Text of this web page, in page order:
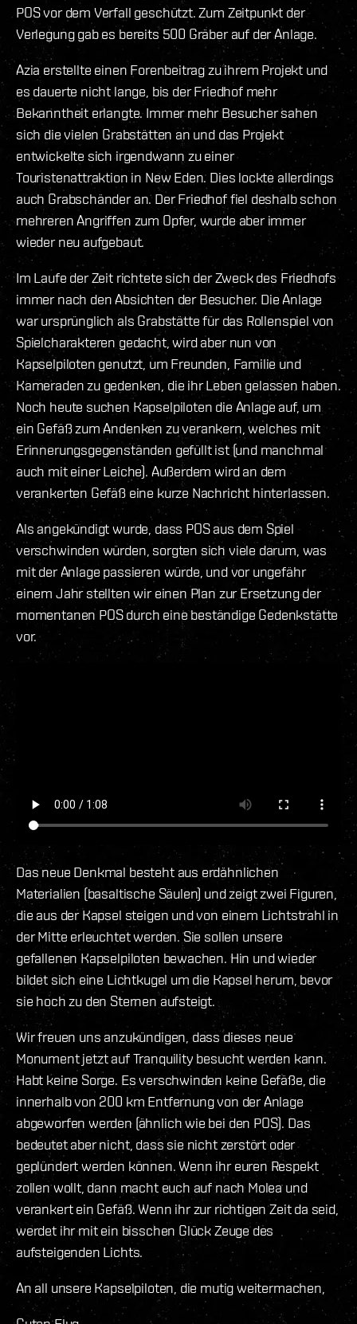
POS vor dem Verfall geschützt. Zum Zeitpunkt der
Verlegung gab es bereits 500 Gräber auf der Anlage.
Azia erstellte einen Forenbeitrag zu ihrem Projekt und
es dauerte nicht lange, bis der Friedhof mehr
Bekanntheit erlangte. Immer mehr Besucher sahen
sich die vielen Grabstätten an und das Projekt
entwickelte sich irgendwann zu einer
Touristenattraktion in New Eden. Dies lockte allerdings
auch Grabschänder an. Der Friedhof fiel deshalb schon
mehreren Angriffen zum Opfer, wurde aber immer
wieder neu aufgebaut.
Im Laufe der Zeit richtete sich der Zweck des Friedhofs
immer nach den Absichten der Besucher. Die Anlage
war ursprünglich als Grabstätte für das Rollenspiel von
Spielcharakteren gedacht, wird aber nun von
Kapselpiloten genutzt, um Freunden, Familie und
Kameraden zu gedenken, die ihr Leben gelassen haben.
Noch heute suchen Kapselpiloten die Anlage auf, um
ein Gefäß zum Andenken zu verankern, welches mit
Erinnerungsgegenständen gefüllt ist (und manchmal
auch mit einer Leiche). Außerdem wird an dem
verankerten Gefäß eine kurze Nachricht hinterlassen.
Als angekündigt wurde, dass POS aus dem Spiel
verschwinden würden, sorgten sich viele darum, was
mit der Anlage passieren würde, und vor ungefähr
einem Jahr stellten wir einen Plan zur Ersetzung der
momentanen POS durch eine beständige Gedenkstätte
vor.
Das neue Denkmal besteht aus erdähnlichen
Materialien (basaltische Säulen) und zeigt zwei Figuren,
die aus der Kapsel steigen und von einem Lichtstrahl in
der Mitte erleuchtet werden. Sie sollen unsere
gefallenen Kapselpiloten bewachen. Hin und wieder
bildet sich eine Lichtkugel um die Kapsel herum, bevor
sie hoch zu den Sternen aufsteigt.
Wir freuen uns anzukündigen, dass dieses neue
Monument jetzt auf Tranquility besucht werden kann.
Habt keine Sorge. Es verschwinden keine Gefäße, die
innerhalb von 200 km Entfernung von der Anlage
abgeworfen werden (ähnlich wie bei den POS). Das
bedeutet aber nicht, dass sie nicht zerstört oder
geplündert werden können. Wenn ihr euren Respekt
zollen wollt, dann macht euch auf nach Molea und
verankert ein Gefäß. Wenn ihr zur richtigen Zeit da seid,
werdet ihr mit ein bisschen Glück Zeuge des
aufsteigenden Lichts.
An all unsere Kapselpiloten, die mutig weitermachen,